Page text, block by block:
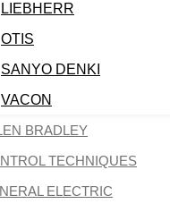
LIEBHERR
OTIS
SANYO DENKI
VACON
BRADLEY
TECHNIQUES
ELECTRIC